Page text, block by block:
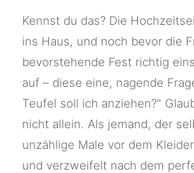
Kennst du das? Die
ins Haus, und noch bevor die
bevorstehende Fest richtig
auf – diese eine, nagende
Teufel soll ich anziehen?"
nicht allein. Als jemand, der
unzählige Male vor dem
und verzweifelt nach dem